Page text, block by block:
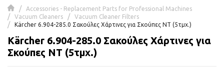
Accessories - Replacement Parts for Professional Machines
Vacuum Cleaners
Vacuum Cleaner Filters
Kärcher 6.904-285.0 Σακούλες Χάρτινες για Σκούπες NT (5τμχ.)
Kärcher 6.904-285.0 Σακούλες Χάρτινες για
Σκούπες NT (5τμχ.)